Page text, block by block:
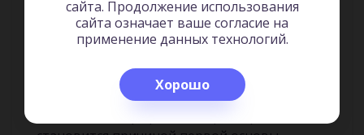
если вы будете с ней честны? Важный
принцип демографии гласит: подобное
притягивает подобное. Женщины
восприимчивы к мужчинам со схожими
сайта. Продолжение использования
сайта означает ваше согласие на
применение данных технологий.
Хорошо